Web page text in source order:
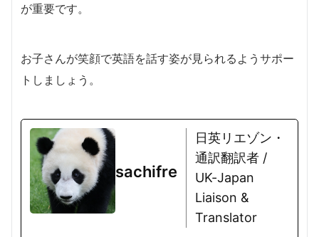
が重要です。
お子さんが笑顔で英語を話す姿が見られるようサポー
トしましょう。
sachifre
日英リエゾン・
通訳翻訳者 /
UK-Japan
Liaison &
Translator